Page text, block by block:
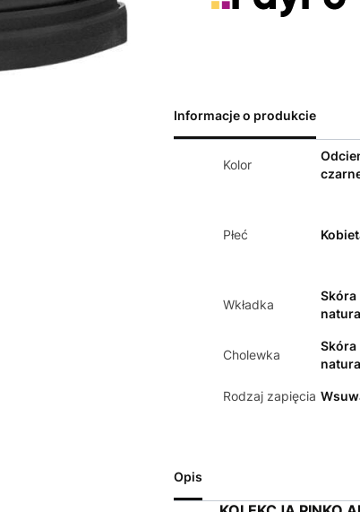
Informacje o produkcie
Kolor
Płeć
Wkładka
Skóra
Cholewka
Skóra
Rodzaj zapięcia
Opis